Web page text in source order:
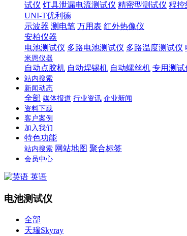
试仪 灯具泄漏电流测试仪 精密型测试仪 程控
UNI-T优利德
示波器 测电笔 万用表 红外热像仪
安柏仪器
电池测试仪 多路电池测试仪 多路温度测试仪
米恩仪器
自动点胶机 自动焊锡机 自动螺丝机 专用测试
站内搜索
新闻动态
全部 媒体报道 行业资讯 企业新闻
资料下载
客户案例
加入我们
特色功能
站内搜索 网站地图 聚合标签
会员中心
英语
电池测试仪
全部
天瑞Skyray